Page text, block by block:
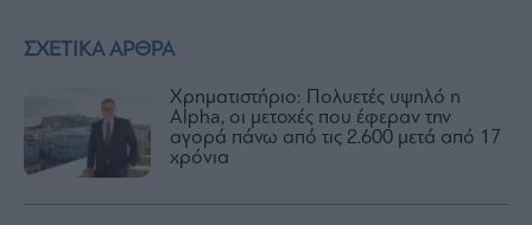
ΣΧΕΤΙΚΑ ΑΡΘΡΑ
Χρηματιστήριο: Πολυετές υψηλό η
Alpha, οι μετοχές που έφεραν την
αγορά πάνω από τις 2.600 μετά από 17
χρόνια